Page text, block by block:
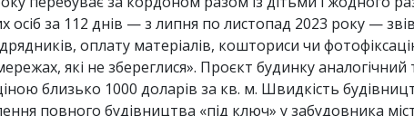
осіб за 112 днів — з липня по листопад 2023 року —
оплату матеріалів, кошториси чи
які не збереглися». Проєкт будинку
близько 1000 доларів за кв. м. Швидкість
повного будівництва «під ключ» у забудовника